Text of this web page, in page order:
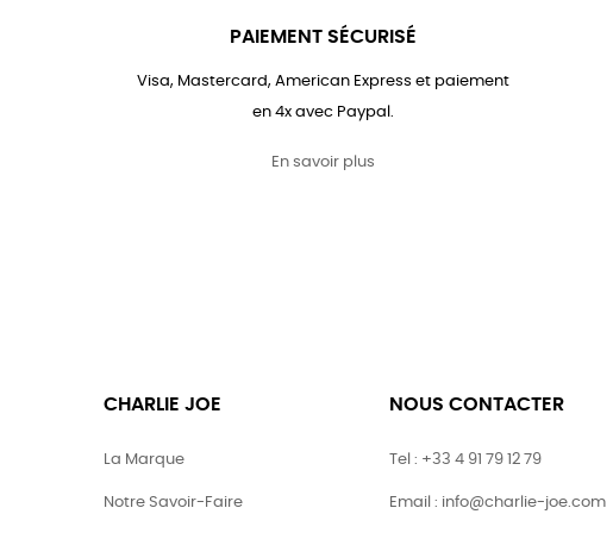
PAIEMENT SÉCURISÉ
Visa, Mastercard, American Express et paiement
en 4x avec Paypal.
En savoir plus
CHARLIE JOE
La Marque
Notre Savoir-Faire
NOUS CONTACTER
Tel : +33 4 91 79 12 79
Email : info@charlie-joe.com